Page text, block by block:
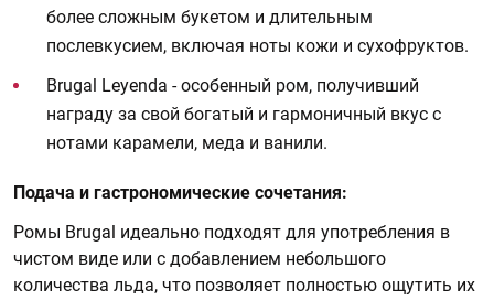
более сложным букетом и длительным
послевкусием, включая ноты кожи и сухофруктов.
Brugal Leyenda - особенный ром, получивший
награду за свой богатый и гармоничный вкус с
нотами карамели, меда и ванили.
Подача и гастрономические сочетания:
Ромы Brugal идеально подходят для употребления в
чистом виде или с добавлением небольшого
количества льда, что позволяет полностью ощутить их